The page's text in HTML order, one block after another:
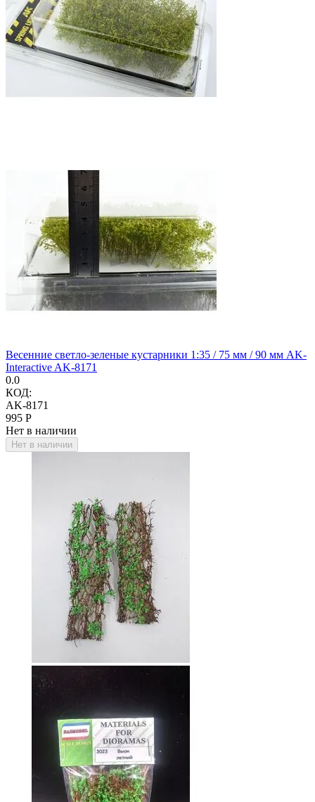
Весенние светло-зеленые кустарники 1:35 / 75 мм / 90 мм AK-
Interactive AK-8171
0.0
КОД:
AK-8171
‍995‍ Р
Нет в наличии
Нет в наличии